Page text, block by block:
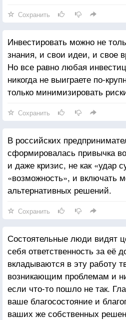
Сохранить
Инвестировать можно не
знания, и свои идеи, и свое
Но все равно любая
никогда не выиграете по-
только минимизировать
Сохранить
В российских
сформировалась привычка
и даже кризис, не как «удар
«возможность», и включать
альтернативных решений.
Сохранить
Состоятельные люди видят
себя ответственность за её
вкладываются в эту работу
возникающим проблемам и
если что-то пошло не так.
ваше благосостояние и
ваших же собственных